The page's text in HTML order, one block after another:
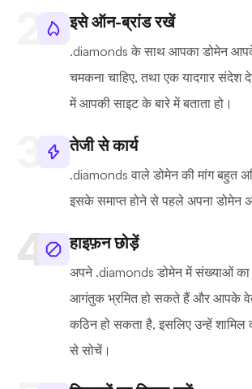
इसे ऑन-ब्रांड रखें
.diamonds के साथ आपका डोमेन
चमकना चाहिए, तथा एक यादगार संदेश
में आपकी साइट के बारे में बताता हो।
तेजी से कार्य
.diamonds वाले डोमेन की मांग बहुत
इसके समाप्त होने से पहले अपना डोमेन
हाइफ़न छोड़ें
अपने .diamonds डोमेन में संख्याओं
आगंतुक भ्रमित हो सकते हैं और आपके
कठिन हो सकता है, इसलिए उन्हें
से सोचें।